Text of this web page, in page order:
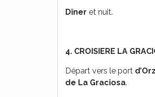
Dîner et nuit.
4. CROISIERE LA
Départ vers le port
de La Graciosa.